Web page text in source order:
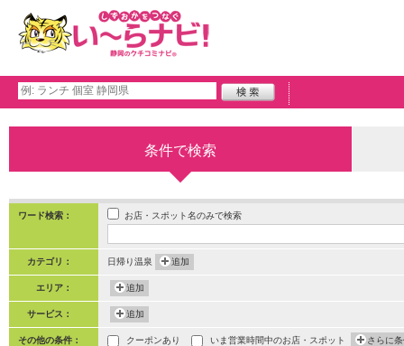
条件で検索
ワード検索： お店・スポット名のみで検索
カテゴリ： 日帰り温泉 追加
エリア： 追加
サービス： 追加
その他の条件： クーポンあり いま営業時間中のお店・スポット さらに